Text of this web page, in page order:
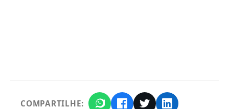
COMPARTILHE: